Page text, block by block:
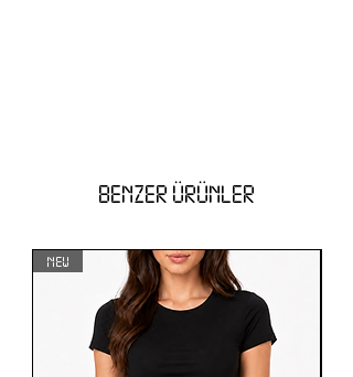
BENZER ÜRÜNLER
NEW